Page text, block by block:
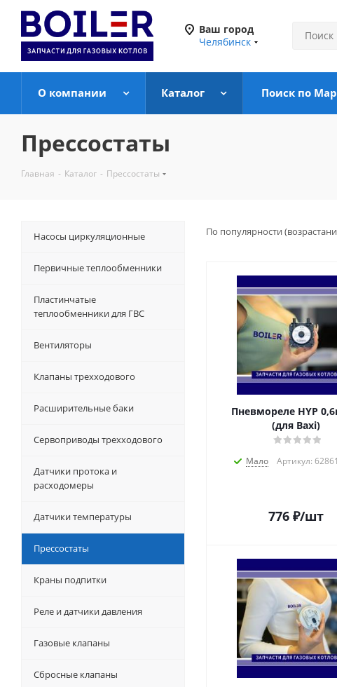
Ваш город
Челябинск
О компании Каталог Поиск по
Прессостаты
Главная - Каталог - Прессостаты
По популярности
Пневмореле HYP
(для Baxi)
Мало Артикул:
776 ₽/шт
Насосы циркуляционные
Первичные теплообменники
Пластинчатые
теплообменники для ГВС
Вентиляторы
Клапаны трехходового
Расширительные баки
Сервоприводы трехходового
Датчики протока и
расходомеры
Датчики температуры
Прессостаты
Краны подпитки
Реле и датчики давления
Газовые клапаны
Сбросные клапаны